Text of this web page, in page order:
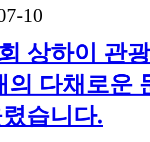
10
상하이 관
의 다채로운
습니다.